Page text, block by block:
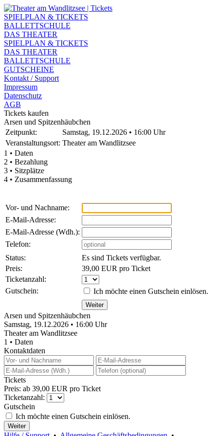
SPIELPLAN & TICKETS
BALLETTSCHULE
DAS THEATER
SPIELPLAN & TICKETS
DAS THEATER
BALLETTSCHULE
GUTSCHEINE
Kontakt / Support
Impressum
Datenschutz
AGB
Tickets kaufen
Arsen und Spitzenhäubchen
Zeitpunkt:
Samstag, 19.12.2026 • 16:00 Uhr
Veranstaltungsort: Theater am Wandlitzsee
1 • Daten
2 • Bezahlung
3 • Sitzplätze
4 • Zusammenfassung
Vor- und Nachname:
E-Mail-Adresse:
E-Mail-Adresse (Wdh.):
Telefon:
Status:
Es sind Tickets verfügbar.
Preis:
39,00 EUR pro Ticket
Ticketanzahl:
Gutschein:
Ich möchte einen Gutschein einlösen.
Arsen und Spitzenhäubchen
Samstag, 19.12.2026 • 16:00 Uhr
Theater am Wandlitzsee
1 • Daten
Kontaktdaten
Tickets
Preis: ab 39,00 EUR pro Ticket
Ticketanzahl:
Gutschein
Ich möchte einen Gutschein einlösen.